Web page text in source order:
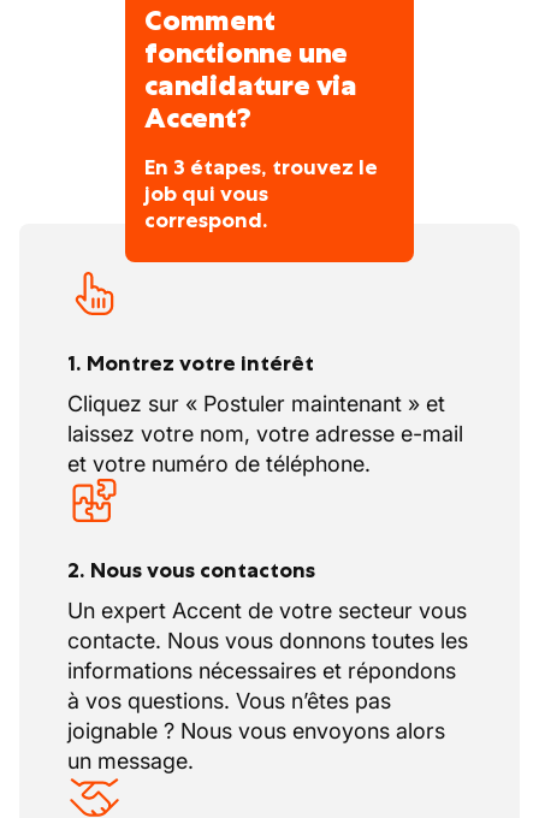
Comment
fonctionne une
candidature via
Accent?
En 3 étapes, trouvez le
job qui vous
correspond.
1. Montrez votre intérêt
Cliquez sur « Postuler maintenant » et
laissez votre nom, votre adresse e-mail
et votre numéro de téléphone.
2. Nous vous contactons
Un expert Accent de votre secteur vous
contacte. Nous vous donnons toutes les
informations nécessaires et répondons
à vos questions. Vous n’êtes pas
joignable ? Nous vous envoyons alors
un message.